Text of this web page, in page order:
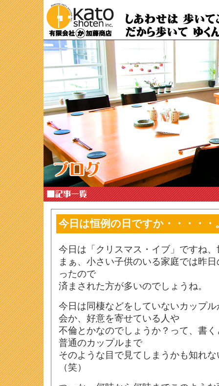
今日は恒例の日ですか・・・・・
今日は「クリスマス・イブ」ですね
まぁ、小さい子供のいる家庭では昨日
ったので
済まされた方が多いのでしょうね。
今日は同棲などをしていないカップ
会か、好意を寄せている人や
不倫とかなのでしょうか？って、書
普通のカップルまで
そのような目で見てしまうかも知れ
（笑）